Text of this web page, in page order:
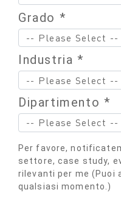
Grado *
Industria *
Dipartimento *
Per favore,
settore, case study,
rilevanti per me (Puoi
qualsiasi momento.)